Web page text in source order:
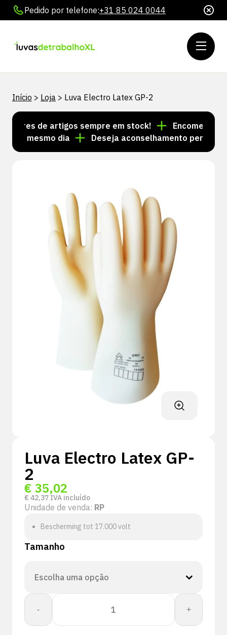
Pedido por telefone:+31 85 024 0044
Início > Loja > Luva Electro Latex GP-2
de artigos sempre em stock!
Encomendas
mesmo dia
Deseja aconselhamento
Luva Electro Latex GP-
2
€ 35,02
€ 42,37 IVA incluído
Unidade de venda: RP
Bescherming tot 17.000 volt
Tamanho
-
Quantidade
Electro
+